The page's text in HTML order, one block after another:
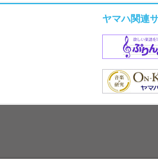
ヤマハ関連